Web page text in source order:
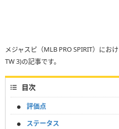
メジャスピ（MLB PRO SPIRIT）にお
TW 3)の記事です。
目次
評価点
ステータス